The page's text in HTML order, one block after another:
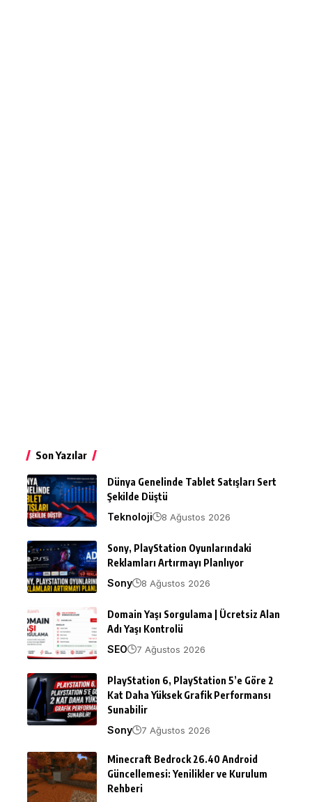
Son Yazılar
Dünya Genelinde Tablet Satışları Sert
Şekilde Düştü
Teknoloji
8 Ağustos 2026
Sony, PlayStation Oyunlarındaki
Reklamları Artırmayı Planlıyor
Sony
8 Ağustos 2026
Domain Yaşı Sorgulama | Ücretsiz Alan
Adı Yaşı Kontrolü
SEO
7 Ağustos 2026
PlayStation 6, PlayStation 5’e Göre 2
Kat Daha Yüksek Grafik Performansı
Sunabilir
Sony
7 Ağustos 2026
Minecraft Bedrock 26.40 Android
Güncellemesi: Yenilikler ve Kurulum
Rehberi